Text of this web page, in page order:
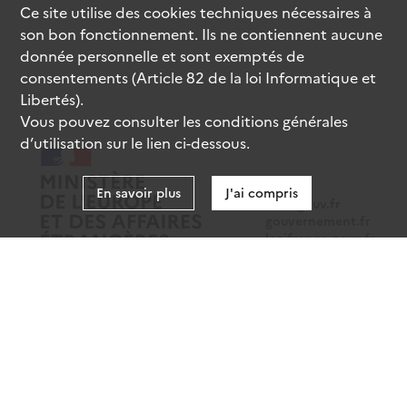
data.gouv.fr
legifrance.gouv.fr
Ce site utilise descookiestechniques nécessaires à
son bon fonctionnement. Ils ne contiennent aucune
donnée personnelle et sont exemptés de
consentements (Article 82 de la loi Informatique et
Libertés).
Vous pouvez consulter les conditions générales
d’utilisation sur le lien ci-dessous.
En savoir plus J'ai compris